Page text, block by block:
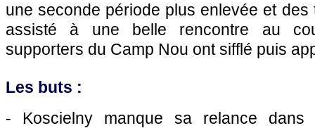
une seconde période plus enlevée et
assisté à une belle rencontre au
supporters du Camp Nou ont sifflé puis
Les buts :
- Koscielny manque sa relance